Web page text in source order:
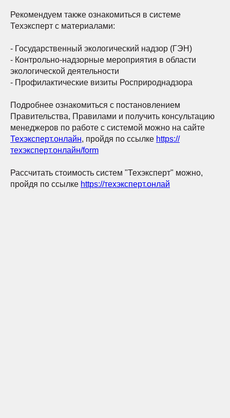
Рекомендуем также ознакомиться в системе
Техэксперт с материалами:
- Государственный экологический надзор (ГЭН)
- Контрольно-надзорные мероприятия в области
экологической деятельности
- Профилактические визиты Росприроднадзора
Подробнее ознакомиться с постановлением
Правительства, Правилами и получить консультацию
менеджеров по работе с системой можно на сайте
Техэксперт.онлайн, пройдя по ссылке https://
техэксперт.онлайн/form
Рассчитать стоимость систем "Техэксперт" можно,
пройдя по ссылке https://техэксперт.онлай